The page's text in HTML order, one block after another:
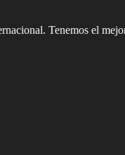
Tenemos el